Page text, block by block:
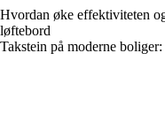
Hvordan øke effektiviteten
løftebord
Takstein på moderne